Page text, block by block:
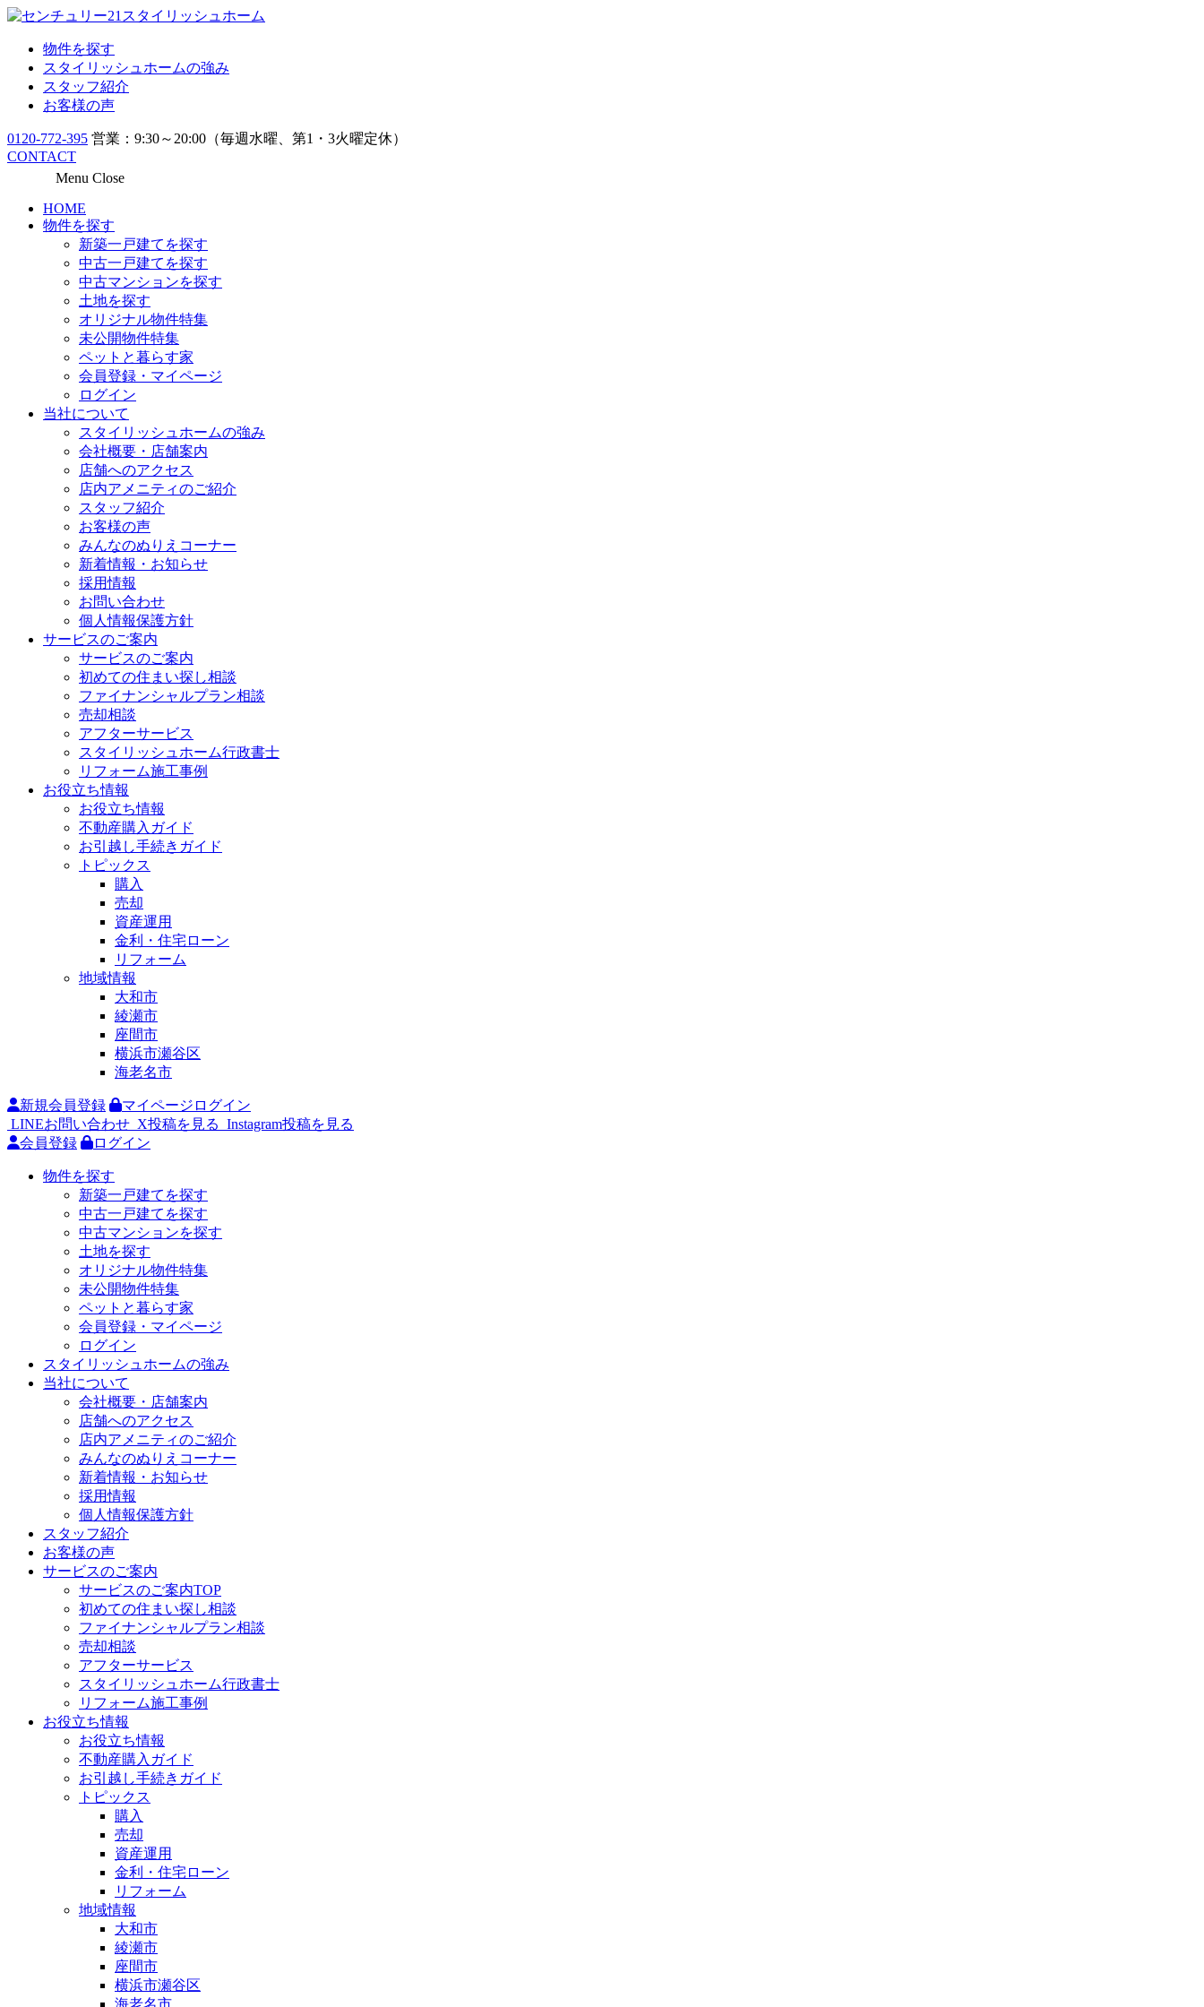
物件を探す
スタイリッシュホームの強み
スタッフ紹介
お客様の声
0120-772-395 営業：9:30～20:00（毎週水曜、第1・3火曜定休）
CONTACT
Menu Close
HOME
物件を探す
新築一戸建てを探す
中古一戸建てを探す
中古マンションを探す
土地を探す
オリジナル物件特集
未公開物件特集
ペットと暮らす家
会員登録・マイページ
ログイン
当社について
スタイリッシュホームの強み
会社概要・店舗案内
店舗へのアクセス
店内アメニティのご紹介
スタッフ紹介
お客様の声
みんなのぬりえコーナー
新着情報・お知らせ
採用情報
お問い合わせ
個人情報保護方針
サービスのご案内
サービスのご案内
初めての住まい探し相談
ファイナンシャルプラン相談
売却相談
アフターサービス
スタイリッシュホーム行政書士
リフォーム施工事例
お役立ち情報
お役立ち情報
不動産購入ガイド
お引越し手続きガイド
トピックス
購入
売却
資産運用
金利・住宅ローン
リフォーム
地域情報
大和市
綾瀬市
座間市
横浜市瀬谷区
海老名市
新規会員登録
マイページログイン
LINEお問い合わせ X投稿を見る Instagram投稿を見る
会員登録
ログイン
物件を探す
新築一戸建てを探す
中古一戸建てを探す
中古マンションを探す
土地を探す
オリジナル物件特集
未公開物件特集
ペットと暮らす家
会員登録・マイページ
ログイン
スタイリッシュホームの強み
当社について
会社概要・店舗案内
店舗へのアクセス
店内アメニティのご紹介
みんなのぬりえコーナー
新着情報・お知らせ
採用情報
個人情報保護方針
スタッフ紹介
お客様の声
サービスのご案内
サービスのご案内TOP
初めての住まい探し相談
ファイナンシャルプラン相談
売却相談
アフターサービス
スタイリッシュホーム行政書士
リフォーム施工事例
お役立ち情報
お役立ち情報
不動産購入ガイド
お引越し手続きガイド
トピックス
購入
売却
資産運用
金利・住宅ローン
リフォーム
地域情報
大和市
綾瀬市
座間市
横浜市瀬谷区
海老名市